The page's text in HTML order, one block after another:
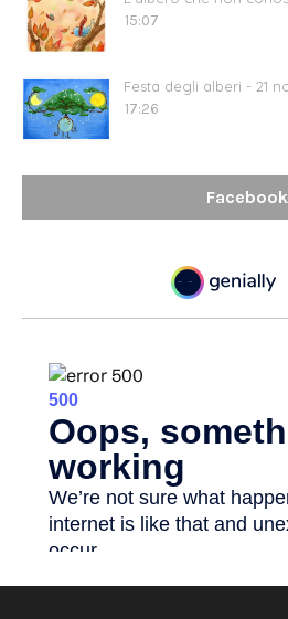
15:07
Festa degli alberi - 21
17:26
Facebook